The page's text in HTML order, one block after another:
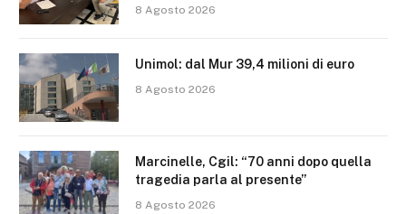
8 Agosto 2026
Unimol: dal Mur 39,4 milioni di euro
8 Agosto 2026
Marcinelle, Cgil: “70 anni dopo quella
tragedia parla al presente”
8 Agosto 2026